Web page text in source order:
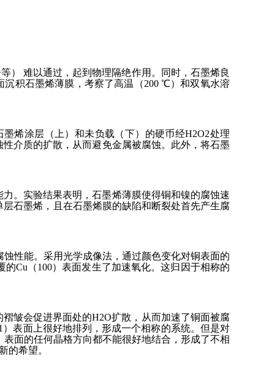
） 难以通过，起到物理隔绝作用。同时，石墨烯良
积石墨烯薄膜，考察了高温（200 ℃）和双氧水溶
烯涂层（上）和未负载（下）的硬币经H2O2处理
介质的扩散，从而避免金属被腐蚀。此外，将石墨
。实验结果表明，石墨烯薄膜使得铜和镍的腐蚀速
石墨烯，且在石墨烯膜的缺陷和断裂处首先产生腐
性能。采用光学成像法，通过颜色变化对铜表面的
Cu（100）表面发生了加速氧化。这归因于相称的
皱会促进界面处的H2O扩散，从而加速了铜面被腐
）表面上很好地排列，形成一个相称的系统。但是对
面的任何晶格方向都不能很好地结合，形成了不相
的希望。